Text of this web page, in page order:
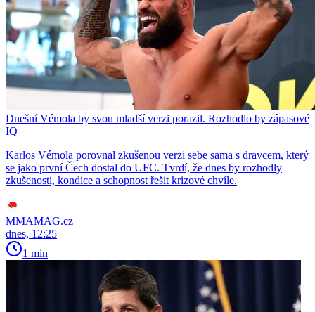
Dnešní Vémola by svou mladší verzi porazil. Rozhodlo by zápasové
IQ
Karlos Vémola porovnal zkušenou verzi sebe sama s dravcem, který
se jako první Čech dostal do UFC. Tvrdí, že dnes by rozhodly
zkušenosti, kondice a schopnost řešit krizové chvíle.
MMAMAG.cz
dnes, 12:25
1 min